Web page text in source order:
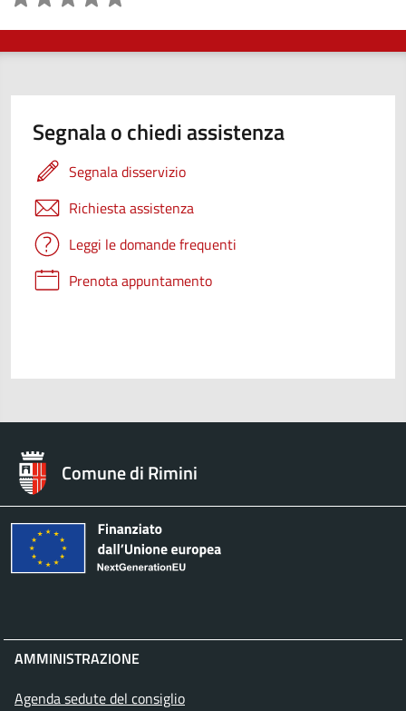
Segnala o chiedi assistenza
Segnala disservizio
Richiesta assistenza
Leggi le domande frequenti
Prenota appuntamento
Comune di Rimini
AMMINISTRAZIONE
Agenda sedute del consiglio